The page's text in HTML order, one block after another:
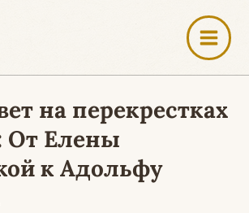
на перекрестках
От Елены
к Адольфу